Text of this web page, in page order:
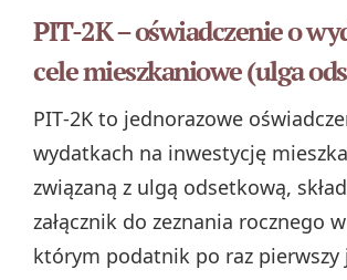
PIT-2K – oświadczenie o
cele mieszkaniowe (ulga
PIT‑2K to jednorazowe
wydatkach na inwestycję
związaną z ulgą odsetkową,
załącznik do zeznania rocznego
którym podatnik po raz pierwszy